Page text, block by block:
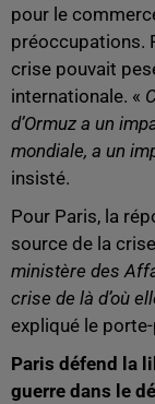
pour le
préoccupations.
crise pouvait
internationale. «
d’Ormuz a un
mondiale, a un
insisté.
Pour Paris, la
source de la
ministère des
crise de là d’où
expliqué le
Paris défend la
guerre dans le